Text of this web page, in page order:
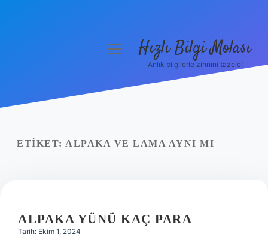
Yasal Uyarı
menüyüHızlı Bilgi Molası
Anlık bilgilerle zihnini tazele!
ETIKET: ALPAKA VE LAMA AYNI MI
ALPAKA YÜNÜ KAÇ PARA
Tarih: Ekim 1, 2024